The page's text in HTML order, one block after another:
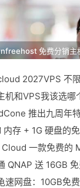
2027VPS 不
和VPS我该选哪个？
推出九周年
存 + 1G 硬盘的免
一款免费的
送 16GB 免费云存
网盘：10GB免费、界